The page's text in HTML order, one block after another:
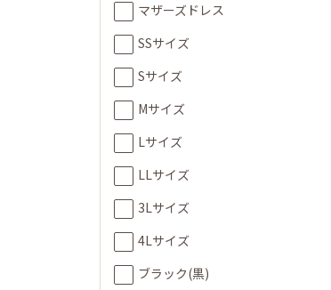
マザーズドレス
SSサイズ
Sサイズ
Mサイズ
Lサイズ
LLサイズ
3Lサイズ
4Lサイズ
ブラック(黒)